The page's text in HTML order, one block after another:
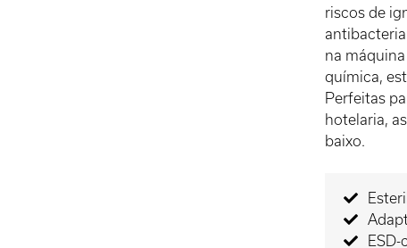
riscos de
na
química,
Perfeitas
hotelaria,
baixo.